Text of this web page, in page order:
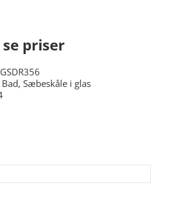
priser
GSDR356
, Sæbeskåle i glas